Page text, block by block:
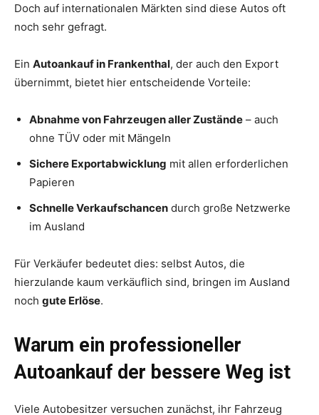
Doch auf internationalen Märkten sind diese Autos oft
noch sehr gefragt.
Ein Autoankauf in Frankenthal, der auch den Export
übernimmt, bietet hier entscheidende Vorteile:
Abnahme von Fahrzeugen aller Zustände – auch
ohne TÜV oder mit Mängeln
Sichere Exportabwicklung mit allen erforderlichen
Papieren
Schnelle Verkaufschancen durch große Netzwerke
im Ausland
Für Verkäufer bedeutet dies: selbst Autos, die
hierzulande kaum verkäuflich sind, bringen im Ausland
noch gute Erlöse.
Warum ein professioneller
Autoankauf der bessere Weg ist
Viele Autobesitzer versuchen zunächst, ihr Fahrzeug